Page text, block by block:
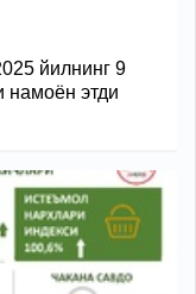
йилнинг 9
намоён этди